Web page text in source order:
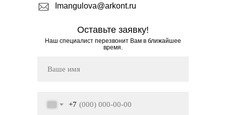
+7
Оставьте заявку!
Наш специалист перезвонит Вам в ближайшее
время.
Imangulova@arkont.ru